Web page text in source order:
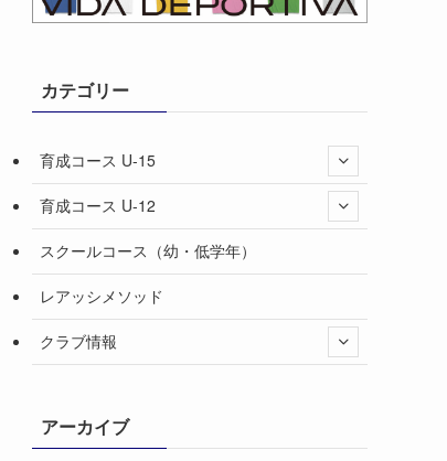
カテゴリー
育成コース U-15
育成コース U-12
スクールコース（幼・低学年）
レアッシメソッド
クラブ情報
アーカイブ